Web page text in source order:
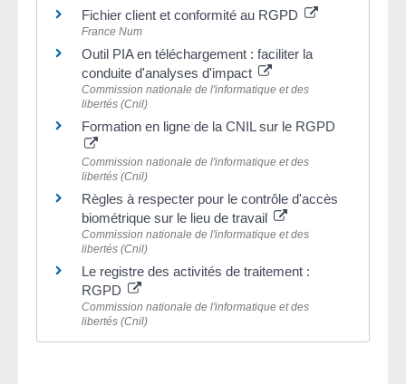
Fichier client et conformité au RGPD
France Num
Outil PIA en téléchargement : faciliter la
conduite d'analyses d'impact
Commission nationale de l'informatique et des
libertés (Cnil)
Formation en ligne de la CNIL sur le RGPD
Commission nationale de l'informatique et des
libertés (Cnil)
Règles à respecter pour le contrôle d'accès
biométrique sur le lieu de travail
Commission nationale de l'informatique et des
libertés (Cnil)
Le registre des activités de traitement :
RGPD
Commission nationale de l'informatique et des
libertés (Cnil)